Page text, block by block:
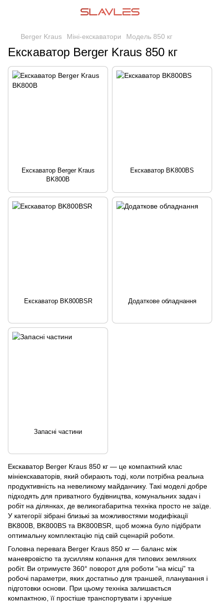
Berger Kraus Міні-екскаватори Модель 850 кг
Екскаватор Berger Kraus 850 кг
Екскаватор Berger Kraus 850 кг — це компактний клас
мініекскаваторів, який обирають тоді, коли потрібна реальна
продуктивність на невеликому майданчику. Такі моделі добре
підходять для приватного будівництва, комунальних задач і
робіт на ділянках, де великогабаритна техніка просто не заїде.
У категорії зібрані близькі за можливостями модифікації
BK800B, BK800BS та BK800BSR, щоб можна було підібрати
оптимальну комплектацію під свій сценарій роботи.
Головна перевага Berger Kraus 850 кг — баланс між
маневровістю та зусиллям копання для типових земляних
робіт. Ви отримуєте 360° поворот для роботи “на місці” та
робочі параметри, яких достатньо для траншей, планування і
підготовки основи. При цьому техніка залишається
компактною, її простіше транспортувати і зручніше
Екскаватор Berger Kraus
BK800B
Екскаватор BK800BS
Екскаватор BK800BSR Додаткове обладнання
Запасні частини